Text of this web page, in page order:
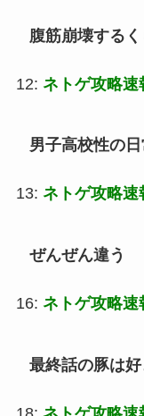
腹筋崩壊するく
12: ネトゲ攻略速
男子高校性の
13: ネトゲ攻略速
ぜんぜん違う
16: ネトゲ攻略速
最終話の豚は好